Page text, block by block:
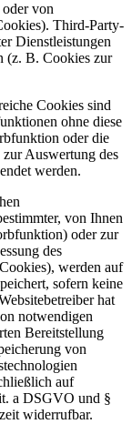
von
Third-Party-
Dienstleistungen
(z. B. Cookies zur
Cookies sind
ohne diese
oder die
Auswertung des
werden.
von Ihnen
oder zur
des
werden auf
sofern keine
hat
notwendigen
Bereitstellung
von
auf
a DSGVO und §
widerrufbar.